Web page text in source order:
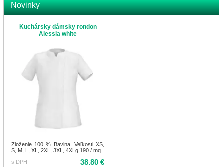
Novinky
Kuchársky dámsky rondon
Alessia white
Zloženie 100 % Bavlna. Veľkosti XS,
S, M, L, XL, 2XL, 3XL, 4XLg 190 / mq.
s DPH
38.80 €